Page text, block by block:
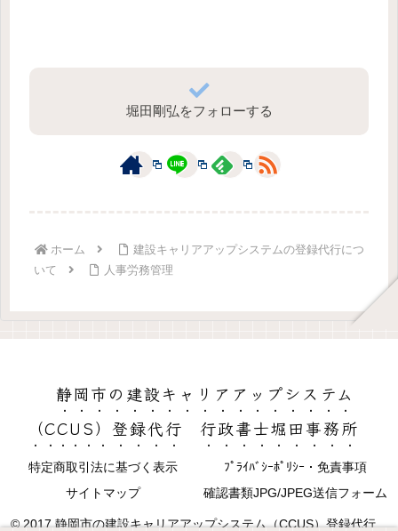
堀田剛弘をフォローする
ホーム
建設キャリアアップシステムの登録代行につ
いて
人事労務管理
静岡市の建設キャリアアップシステム
（CCUS）登録代行 行政書士堀田事務所
特定商取引法に基づく表示
ﾌﾟﾗｲﾊﾞｼｰﾎﾟﾘｼｰ・免責事項
サイトマップ
確認書類JPG/JPEG送信フォーム
© 2017 静岡市の建設キャリアアップシステム（CCUS）登録代行